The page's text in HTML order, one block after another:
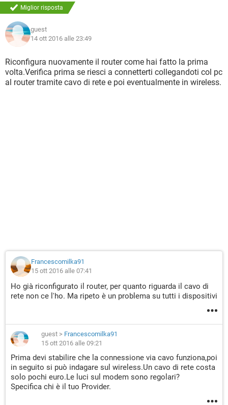
Descrizione . . . . . . . . . . . . . : Microsoft Virtual WiFi Miniport
Adapt
er
Indirizzo fisico. . . . . . . . . . . : 00-24-D6-1D-27-0D
DHCP abilitato. . . . . . . . . . . . : Sì
Configurazione automatica abilitata : Sì
Scheda Ethernet Connessione alla rete locale (LAN):
Configurazione automatica abilitata : Sì
Indirizzo IPv4. . . . . . . . . . . . : 192.168.0.101(Preferenziale)
Subnet mask . . . . . . . . . . . . . : 255.255.255.0
Lease ottenuto. . . . . . . . . . . . : venerdì 14 ottobre 2016
19:02:52
Scadenza lease . . . . . . . . . . . : venerdì 14 ottobre 2016
Server DHCP . . . . . . . . . . . . . : 192.168.0.1
Server DNS . . . . . . . . . . . . . : 192.168.0.1
NetBIOS su TCP/IP . . . . . . . . . . : Attivato
Scheda Tunnel isatap.Digicom-ADSL:
Stato supporto. . . . . . . . . . . . : Supporto disconnesso
Miglior risposta
guest
14 ott 2016 alle 23:49
Riconfigura nuovamente il router come hai fatto la prima
volta.Verifica prima se riesci a connetterti collegandoti col pc
al router tramite cavo di rete e poi eventualmente in wireless.
Francescomilka91
15 ott 2016 alle 07:41
Ho già riconfigurato il router, per quanto riguarda il cavo di
rete non ce l'ho. Ma ripeto è un problema su tutti i dispositivi
guest > Francescomilka91
15 ott 2016 alle 09:21
Prima devi stabilire che la connessione via cavo funziona,poi
in seguito si può indagare sul wireless.Un cavo di rete costa
solo pochi euro.Le luci sul modem sono regolari?
Specifica chi è il tuo Provider.